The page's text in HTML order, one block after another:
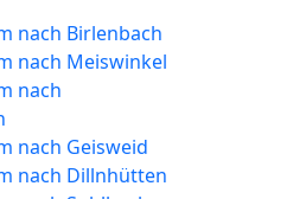
nach Birlenbach
nach Meiswinkel
nach
nach Geisweid
nach Dillnhütten